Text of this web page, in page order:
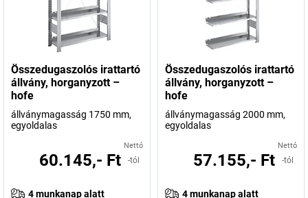
Összedugaszolós irattartó
állvány, horganyzott –
hofe
állványmagasság 1750 mm,
egyoldalas
Nettó
60.145,- Ft -tól
4 munkanap alatt
Összedugaszolós irattartó
állvány, horganyzott –
hofe
állványmagasság 2000 mm,
egyoldalas
Nettó
57.155,- Ft -tól
4 munkanap alatt